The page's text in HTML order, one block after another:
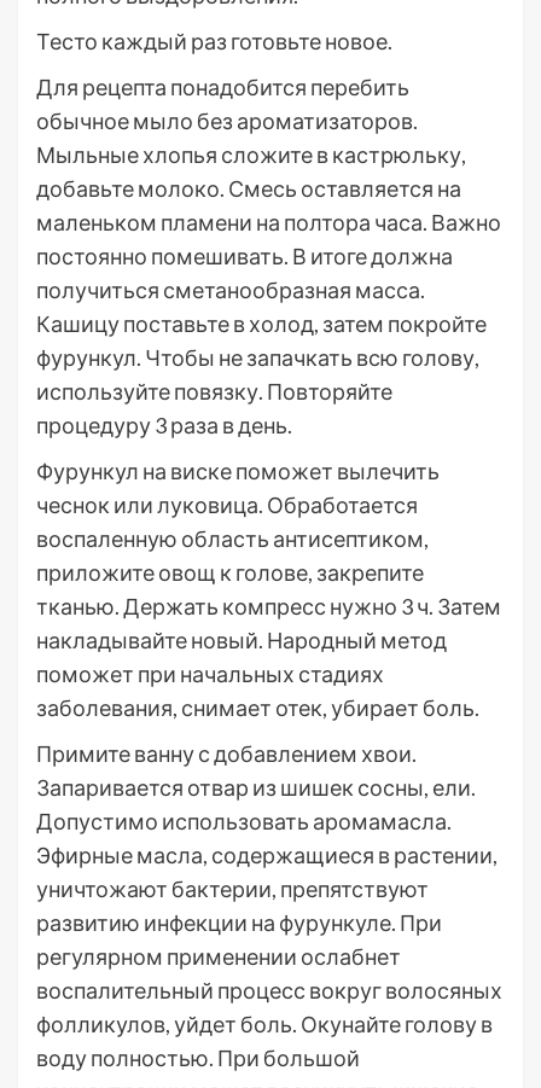
Тесто каждый раз готовьте новое.
Для рецепта понадобится перебить
обычное мыло без ароматизаторов.
Мыльные хлопья сложите в кастрюльку,
добавьте молоко. Смесь оставляется на
маленьком пламени на полтора часа. Важно
постоянно помешивать. В итоге должна
получиться сметанообразная масса.
Кашицу поставьте в холод, затем покройте
фурункул. Чтобы не запачкать всю голову,
используйте повязку. Повторяйте
процедуру 3 раза в день.
Фурункул на виске поможет вылечить
чеснок или луковица. Обработается
воспаленную область антисептиком,
приложите овощ к голове, закрепите
тканью. Держать компресс нужно 3 ч. Затем
накладывайте новый. Народный метод
поможет при начальных стадиях
заболевания, снимает отек, убирает боль.
Примите ванну с добавлением хвои.
Запаривается отвар из шишек сосны, ели.
Допустимо использовать аромамасла.
Эфирные масла, содержащиеся в растении,
уничтожают бактерии, препятствуют
развитию инфекции на фурункуле. При
регулярном применении ослабнет
воспалительный процесс вокруг волосяных
фолликулов, уйдет боль. Окунайте голову в
воду полностью. При большой